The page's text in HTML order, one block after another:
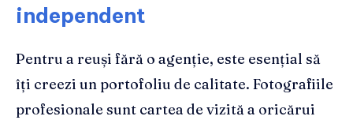
independent
Pentru a reuși fără o agenție, este esențial să
îți creezi un portofoliu de calitate. Fotografiile
profesionale sunt cartea de vizită a oricărui